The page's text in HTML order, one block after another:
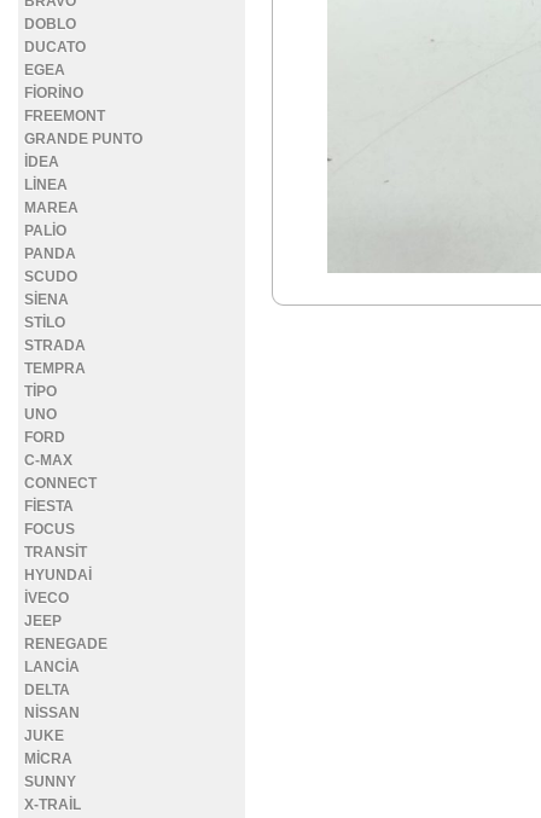
DOBLO
DUCATO
EGEA
FİORİNO
FREEMONT
GRANDE PUNTO
İDEA
LİNEA
MAREA
PALİO
PANDA
SCUDO
SİENA
STİLO
STRADA
TEMPRA
TİPO
UNO
FORD
C-MAX
CONNECT
FİESTA
FOCUS
TRANSİT
HYUNDAİ
İVECO
JEEP
RENEGADE
LANCİA
DELTA
NİSSAN
JUKE
MİCRA
SUNNY
X-TRAİL